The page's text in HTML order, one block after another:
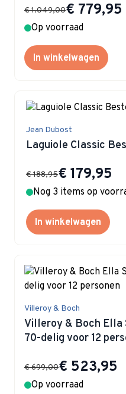
Special Price
€ 779,95
€ 1.049,00
Op voorraad
In winkelwagen
Jean Dubost
Laguiole Classic
Special Price
€ 179,95
€ 188,95
Nog 3 items op
In winkelwagen
Villeroy & Boch
Villeroy & Boch
70-delig voor 12
Special Price
€ 523,95
€ 699,00
Op voorraad